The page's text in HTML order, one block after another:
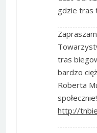
gdzie tras
tras
bardzo
Roberta
http://